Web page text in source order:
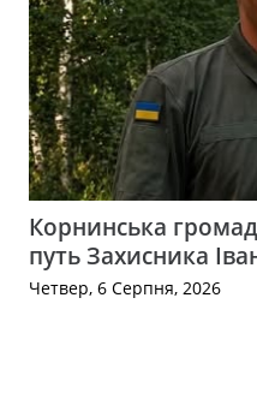
Корнинська
путь Захисника
Четвер, 6 Серпня, 2026